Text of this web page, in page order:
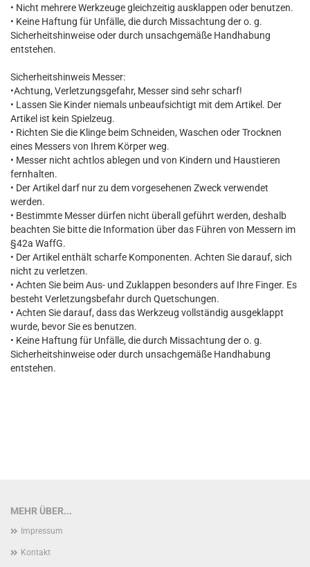
• Nicht mehrere Werkzeuge gleichzeitig ausklappen oder benutzen.
• Keine Haftung für Unfälle, die durch Missachtung der o. g.
Sicherheitshinweise oder durch unsachgemäße Handhabung
entstehen.
Sicherheitshinweis Messer:
•Achtung, Verletzungsgefahr, Messer sind sehr scharf!
• Lassen Sie Kinder niemals unbeaufsichtigt mit dem Artikel. Der
Artikel ist kein Spielzeug.
• Richten Sie die Klinge beim Schneiden, Waschen oder Trocknen
eines Messers von Ihrem Körper weg.
• Messer nicht achtlos ablegen und von Kindern und Haustieren
fernhalten.
• Der Artikel darf nur zu dem vorgesehenen Zweck verwendet
werden.
• Bestimmte Messer dürfen nicht überall geführt werden, deshalb
beachten Sie bitte die Information über das Führen von Messern im
§42a WaffG.
• Der Artikel enthält scharfe Komponenten. Achten Sie darauf, sich
nicht zu verletzen.
• Achten Sie beim Aus- und Zuklappen besonders auf Ihre Finger. Es
besteht Verletzungsbefahr durch Quetschungen.
• Achten Sie darauf, dass das Werkzeug vollständig ausgeklappt
wurde, bevor Sie es benutzen.
• Keine Haftung für Unfälle, die durch Missachtung der o. g.
Sicherheitshinweise oder durch unsachgemäße Handhabung
entstehen.
MEHR ÜBER...
Impressum
Kontakt